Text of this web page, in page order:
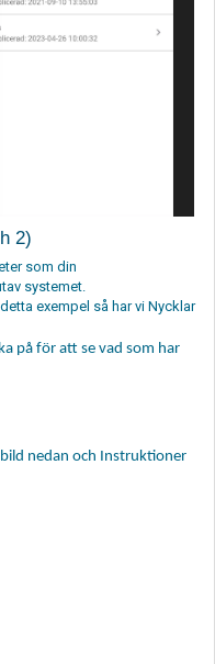
2)
som din
systemet.
exempel så har vi Nycklar
på för att se vad som har
nedan och Instruktioner